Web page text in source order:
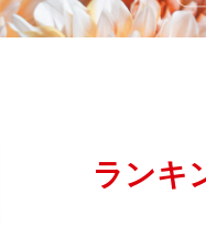
ランキ